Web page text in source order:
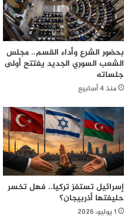
بحضور الشرع وأداء القسم.. مجلس
الشعب السوري الجديد يفتتح أولى
جلساته
منذ 4 أسابيع
إسرائيل تستفز تركيا.. فهل تخسر
حليفتها أذربيجان؟
1 يوليو، 2026